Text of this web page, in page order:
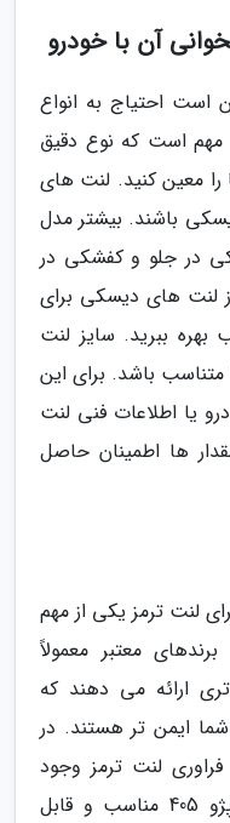
آن با خودرو
است احتیاج به انواع
مهم است که نوع دقیق
معین کنید. لنت های
باشند. بیشتر مدل
دیسکی در جلو و کفشکی در
از لنت های دیسکی برای
ببرید. سایز لنت
با مدل پژو 405 شما متناسب باشد. برای این
یا اطلاعات فنی لنت
ها اطمینان حاصل
لنت ترمز یکی از مهم
معتبر معمولاً
ارائه می دهند که
شما ایمن تر هستند. در
فراوری لنت ترمز وجود
دارند که برای خودروهایی مانند پژو 405 مناسب و قابل